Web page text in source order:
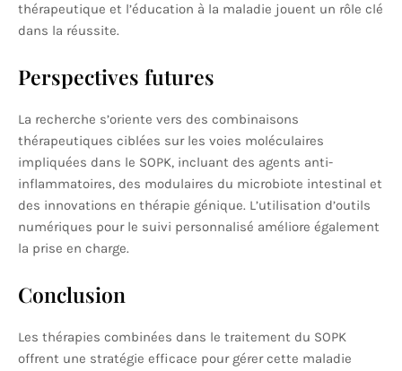
thérapeutique et l’éducation à la maladie jouent un rôle clé
dans la réussite.
Perspectives futures
La recherche s’oriente vers des combinaisons
thérapeutiques ciblées sur les voies moléculaires
impliquées dans le SOPK, incluant des agents anti-
inflammatoires, des modulaires du microbiote intestinal et
des innovations en thérapie génique. L’utilisation d’outils
numériques pour le suivi personnalisé améliore également
la prise en charge.
Conclusion
Les thérapies combinées dans le traitement du SOPK
offrent une stratégie efficace pour gérer cette maladie